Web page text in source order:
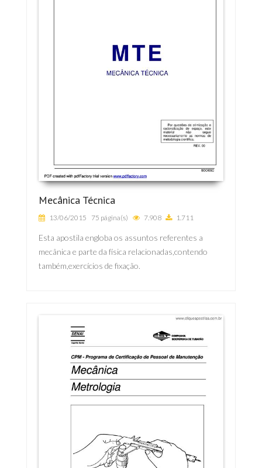
Mecânica Técnica
13/06/2015 75 página(s) 7.908 1.711
Esta apostila engloba os assuntos referentes a
mecânica e parte da física relacionadas,contendo
também,exercícios de fixação.